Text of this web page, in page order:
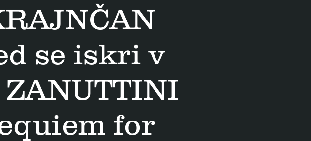
se iskri v
for